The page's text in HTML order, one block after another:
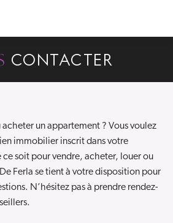
CONTACTER
un appartement ? Vous voulez
immobilier inscrit dans votre
soit pour vendre, acheter, louer ou
Ferla se tient à votre disposition pour
N’hésitez pas à prendre rendez-
cookies